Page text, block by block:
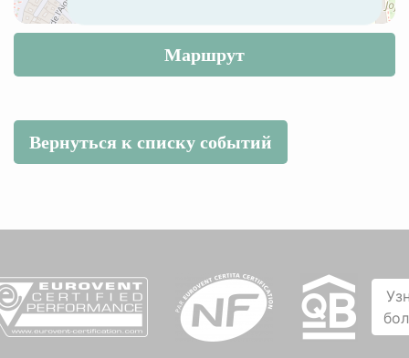
Маршрут
Вернуться к списку событий